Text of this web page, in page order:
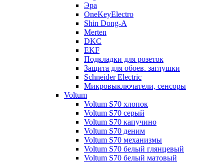
Эра
OneKeyElectro
Shin Dong-A
Merten
DKC
EKF
Подкладки для розеток
Защита для обоев. заглушки
Schneider Electric
Микровыключатели, сенсоры
Voltum
Voltum S70 хлопок
Voltum S70 серый
Voltum S70 капучино
Voltum S70 деним
Voltum S70 механизмы
Voltum S70 белый глянцевый
Voltum S70 белый матовый